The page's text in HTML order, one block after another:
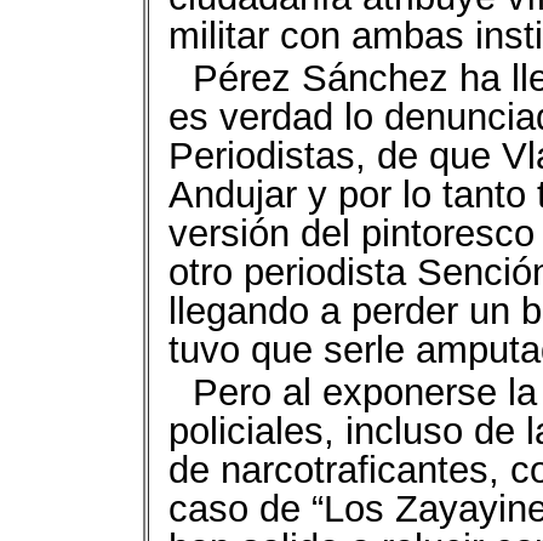
militar con ambas
Pérez Sánchez ha
es verdad lo
Periodistas, de que
Andujar y por lo
versión del
otro periodista
llegando a perder un
tuvo que serle
Pero al exponerse
policiales, incluso de
de narcotraficantes,
caso de “Los